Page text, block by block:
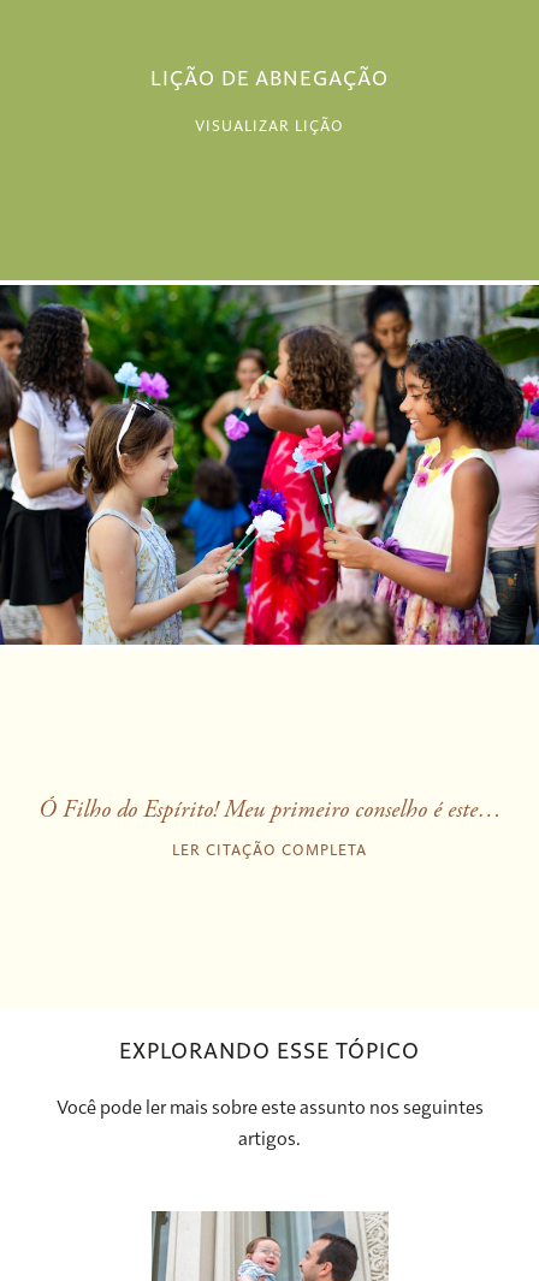
LIÇÃO DE ABNEGAÇÃO
VISUALIZAR LIÇÃO
Ó Filho do Espírito! Meu primeiro conselho é este…
LER CITAÇÃO COMPLETA
EXPLORANDO ESSE TÓPICO
Você pode ler mais sobre este assunto nos seguintes
artigos.